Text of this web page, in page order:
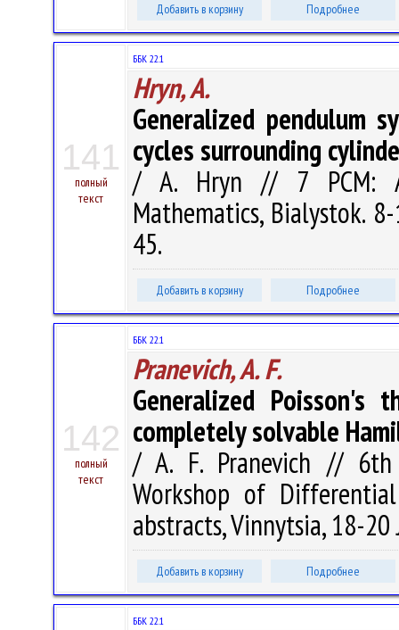
Добавить в корзину Подробнее
141
полный
текст
ББК 22.1
Hryn, A.
Generalized pendulum
cycles surrounding
/ A. Hryn // 7 PCM:
Mathematics, Bialystok.
45.
Добавить в корзину Подробнее
142
полный
текст
ББК 22.1
Pranevich, A. F.
Generalized
completely solvable
/ A. F. Pranevich // 6th
Workshop of
abstracts, Vinnytsia, 18-
Добавить в корзину Подробнее
ББК 22.1